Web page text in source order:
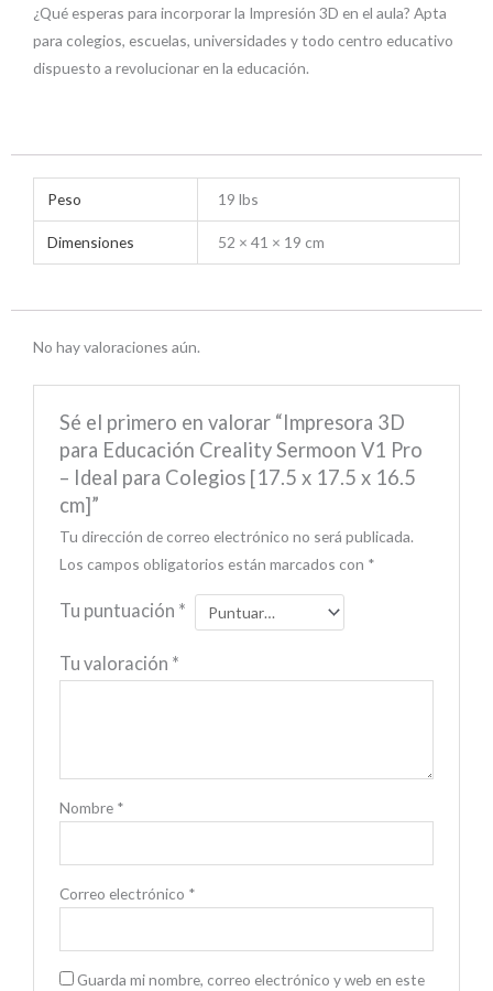
¿Qué esperas para incorporar la Impresión 3D en el aula? Apta
para colegios, escuelas, universidades y todo centro educativo
dispuesto a revolucionar en la educación.
Peso 19 lbs
Dimensiones 52 × 41 × 19 cm
No hay valoraciones aún.
Sé el primero en valorar “Impresora 3D
para Educación Creality Sermoon V1 Pro
– Ideal para Colegios [17.5 x 17.5 x 16.5
cm]”
Tu dirección de correo electrónico no será publicada.
Los campos obligatorios están marcados con *
Tu puntuación *
Tu valoración *
Nombre *
Correo electrónico *
Guarda mi nombre, correo electrónico y web en este